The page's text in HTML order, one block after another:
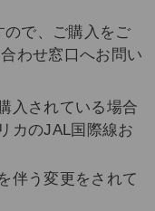
ので、ご購入をご
わせ窓口へお問い
入されている場合
カのJAL国際線お
伴う変更をされて